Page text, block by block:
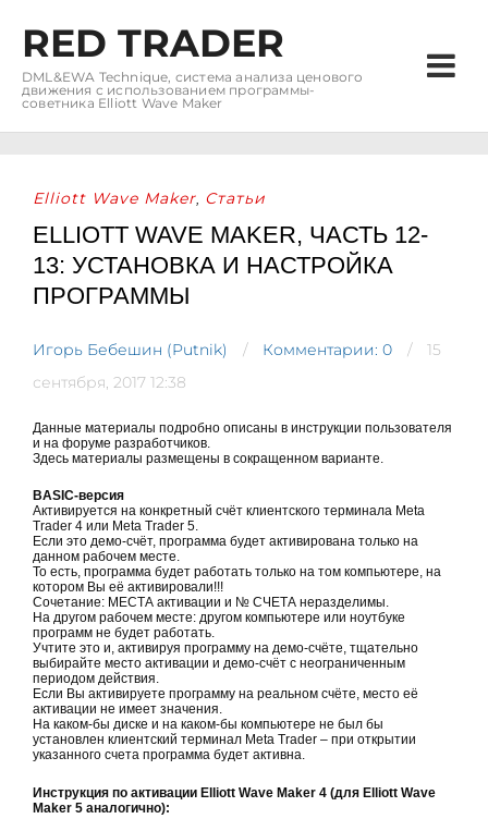
RED TRADER
DML&EWA Technique, система анализа ценового
движения с использованием программы-
советника Elliott Wave Maker
Elliott Wave Maker, Статьи
ELLIOTT WAVE MAKER, ЧАСТЬ 12-
13: УСТАНОВКА И НАСТРОЙКА
ПРОГРАММЫ
Игорь Бебешин (Putnik) Комментарии: 0
15
сентября, 2017 12:38
Данные материалы подробно описаны в инструкции пользователя
и на форуме разработчиков.
Здесь материалы размещены в сокращенном варианте.
BASIC-версия
Активируется на конкретный счёт клиентского терминала Meta
Trader 4 или Meta Trader 5.
Если это демо-счёт, программа будет активирована только на
данном рабочем месте.
То есть, программа будет работать только на том компьютере, на
котором Вы её активировали!!!
Сочетание: МЕСТА активации и № СЧЕТА неразделимы.
На другом рабочем месте: другом компьютере или ноутбуке
программ не будет работать.
Учтите это и, активируя программу на демо-счёте, тщательно
выбирайте место активации и демо-счёт с неограниченным
периодом действия.
Если Вы активируете программу на реальном счёте, место её
активации не имеет значения.
На каком-бы диске и на каком-бы компьютере не был бы
установлен клиентский терминал Meta Trader – при открытии
указанного счета программа будет активна.
Инструкция по активации Elliott Wave Maker 4 (для Elliott Wave
Maker 5 аналогично):